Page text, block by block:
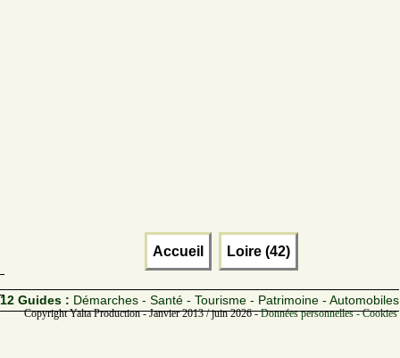
Accueil Loire (42)
12 Guides : Démarches - Santé - Tourisme - Patrimoine - Automobiles
Copyright Yalta Production - Janvier 2013 / juin 2026 -Données personnelles -